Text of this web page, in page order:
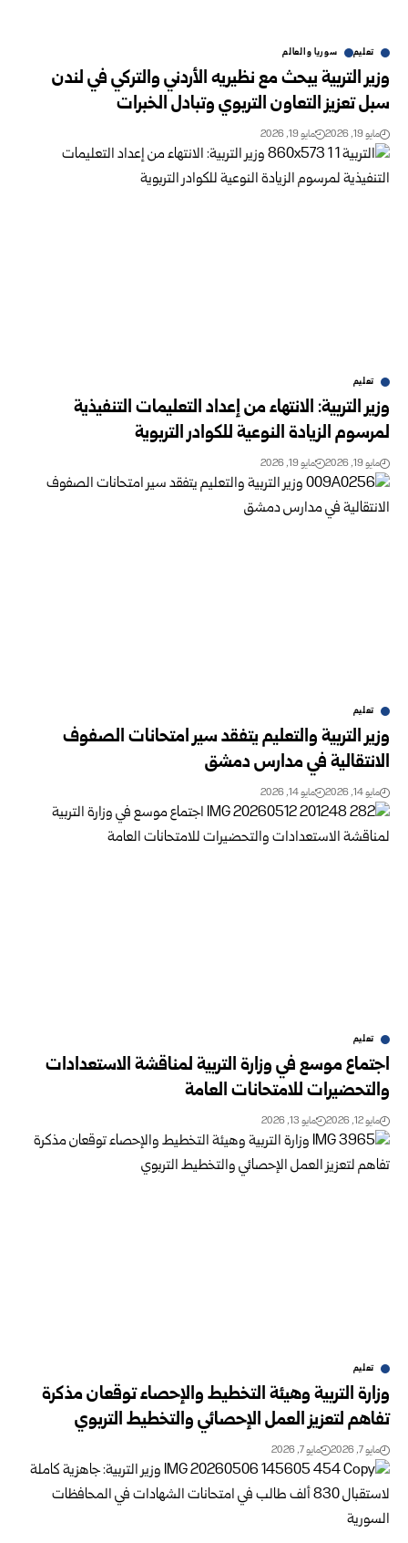
تعليم سوريا والعالم
وزير التربية يبحث مع نظيريه الأردني والتركي في لندن
سبل تعزيز التعاون التربوي وتبادل الخبرات
مايو 19, 2026 مايو 19, 2026
تعليم
وزير التربية: الانتهاء من إعداد التعليمات التنفيذية
لمرسوم الزيادة النوعية للكوادر التربوية
مايو 19, 2026 مايو 19, 2026
تعليم
وزير التربية والتعليم يتفقد سير امتحانات الصفوف
الانتقالية في مدارس دمشق
مايو 14, 2026 مايو 14, 2026
تعليم
اجتماع موسع في وزارة التربية لمناقشة الاستعدادات
والتحضيرات ‏للامتحانات العامة
مايو 12, 2026 مايو 13, 2026
تعليم
وزارة التربية وهيئة التخطيط والإحصاء توقعان مذكرة
تفاهم لتعزيز العمل الإحصائي والتخطيط التربوي
مايو 7, 2026 مايو 7, 2026